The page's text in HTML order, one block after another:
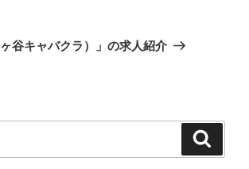
ヶ谷キャバクラ）」の求人紹介